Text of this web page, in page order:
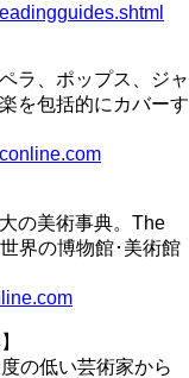
ラ、ポップス、ジャ
を包括的にカバーす
の美術事典。The
界の博物館･美術館
の低い芸術家から